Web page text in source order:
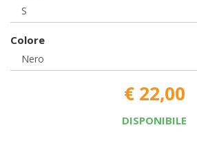
Colore
€ 22,00
DISPONIBILE